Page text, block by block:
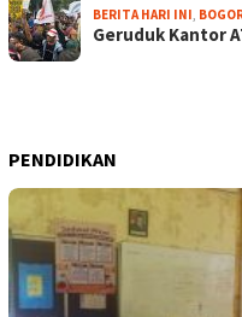
BERITA HARI INI,
Geruduk Kantor
PENDIDIKAN